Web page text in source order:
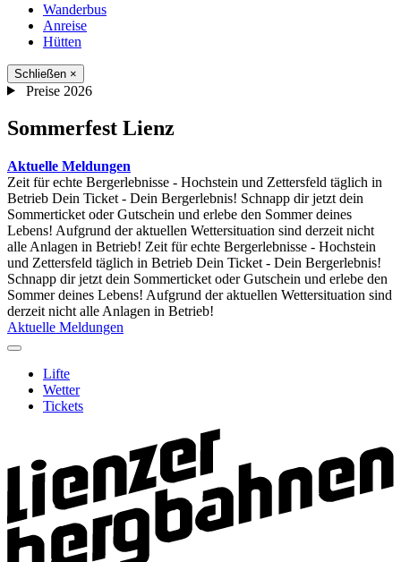
Wanderbus
Anreise
Hütten
Schließen ×
Preise 2026
Sommerfest Lienz
Aktuelle Meldungen
Zeit für echte Bergerlebnisse - Hochstein und Zettersfeld täglich in
Betrieb Dein Ticket - Dein Bergerlebnis! Schnapp dir jetzt dein
Sommerticket oder Gutschein und erlebe den Sommer deines
Lebens! Aufgrund der aktuellen Wettersituation sind derzeit nicht
alle Anlagen in Betrieb! Zeit für echte Bergerlebnisse - Hochstein
und Zettersfeld täglich in Betrieb Dein Ticket - Dein Bergerlebnis!
Schnapp dir jetzt dein Sommerticket oder Gutschein und erlebe den
Sommer deines Lebens! Aufgrund der aktuellen Wettersituation sind
derzeit nicht alle Anlagen in Betrieb!
Aktuelle Meldungen
Lifte
Wetter
Tickets